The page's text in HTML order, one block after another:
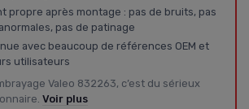
propre après montage : pas de bruits, pas
pas de patinage
avec beaucoup de références OEM et
utilisateurs
Valeo 832263, c’est du sérieux
Voir plus